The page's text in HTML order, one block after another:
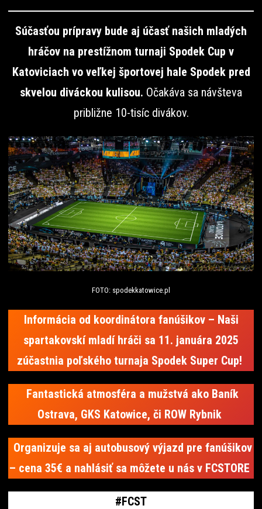
Súčasťou prípravy bude aj účasť našich mladých
hráčov na prestížnom turnaji Spodek Cup v
Katoviciach vo veľkej športovej hale Spodek pred
skvelou diváckou kulisou. Očakáva sa návšteva
približne 10-tisíc divákov.
FOTO: spodekkatowice.pl
Informácia od koordinátora fanúšikov – Naši
spartakovskí mladí hráči sa 11. januára 2025
zúčastnia poľského turnaja Spodek Super Cup!
Fantastická atmosféra a mužstvá ako Baník
Ostrava, GKS Katowice, či ROW Rybnik
Organizuje sa aj autobusový výjazd pre fanúšikov
– cena 35€ a nahlásiť sa môžete u nás v FCSTORE
#FCST